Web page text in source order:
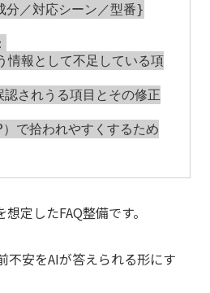
分／対応シーン／型番}
報として不足している項
されうる項目とその修正
で拾われやすくするため
定したFAQ整備です。
不安をAIが答えられる形にす